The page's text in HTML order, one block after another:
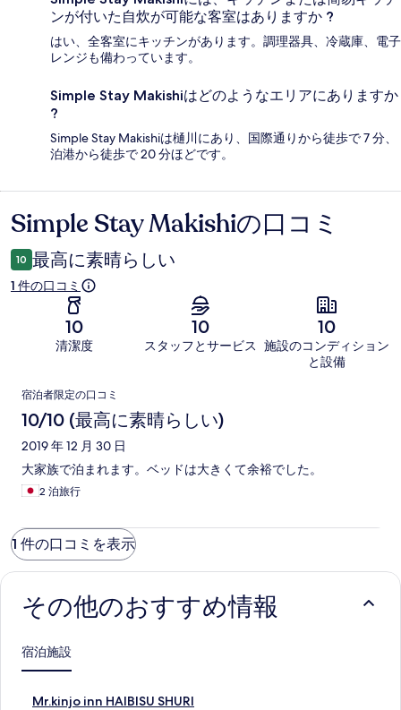
ンが付いた自炊が可能な客室はありますか ?
はい、全客室にキッチンがあります。調理器具、冷蔵庫、電子
レンジも備わっています。
Simple Stay Makishiはどのようなエリアにありますか
?
Simple Stay Makishiは樋川にあり、国際通りから徒歩で 7 分、
泊港から徒歩で 20 分ほどです。
口
コ
ミ
Simple Stay Makishiの口コミ
10 最高に素晴らしい
1 件の口コミ
10
清潔度
10
スタッフとサービス
10
施設のコンディション
と設備
口
コ
ミ
宿泊者限定の口コミ
10/10 (最高に素晴らしい)
2019 年 12 月 30 日
大家族で泊まれます。ベッドは大きくて余裕でした。
2 泊旅行
1 件の口コミを表示
その他のおすすめ情報
宿泊施設
Mr.kinjo inn HAIBISU SHURI
M